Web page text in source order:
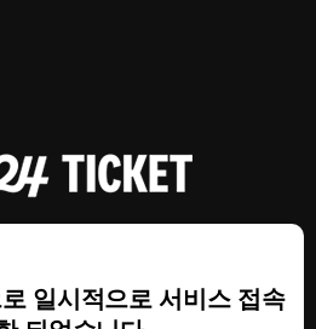
일시적으로 서비스 접속